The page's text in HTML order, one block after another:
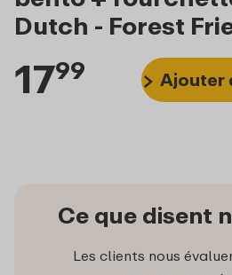
Dutch - Forest
1799 Ajouter
Ce que disent
Les clients nous